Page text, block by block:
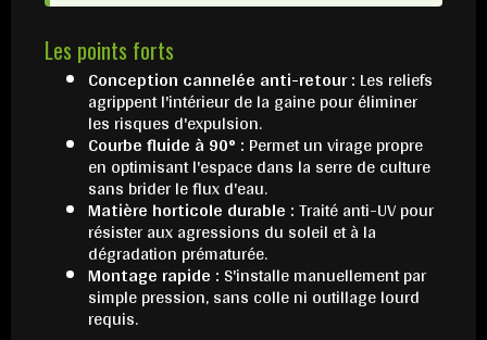
Les points forts
Conception cannelée anti-retour : Les reliefs
agrippent l'intérieur de la gaine pour éliminer
les risques d'expulsion.
Courbe fluide à 90° : Permet un virage propre
en optimisant l'espace dans la serre de culture
sans brider le flux d'eau.
Matière horticole durable :Traité anti-UV pour
résister aux agressions du soleil et à la
dégradation prématurée.
Montage rapide : S'installe manuellement par
simple pression, sans colle ni outillage lourd
requis.